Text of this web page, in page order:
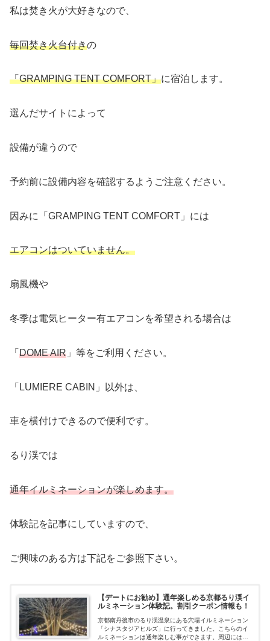
私は焚き火が大好きなので、
毎回焚き火台付きの
「GRAMPING TENT COMFORT」に宿泊します。
選んだサイトによって
設備が違うので
予約前に設備内容を確認するようご注意ください。
因みに「GRAMPING TENT COMFORT」には
エアコンはついていません。
扇風機や
冬季は電気ヒーター有エアコンを希望される場合は
「 DOME AIR 」等をご利用ください。
「LUMIERE CABIN」以外は、
車を横付けできるので便利です。
るり渓では
通年イルミネーションが楽しめます。
体験記を記事にしていますので、
ご興味のある方は下記をご参照下さい。
【デートにお勧め】通年楽しめる京都るり渓イ
ルミネーション体験記。割引クーポン情報も！
京都南丹後市のるり渓温泉にある穴場イルミネーション
「シナスタジアヒルズ」に行ってきました。こちらのイ
ルミネーションは通年楽しむ事ができます。周辺にはグ